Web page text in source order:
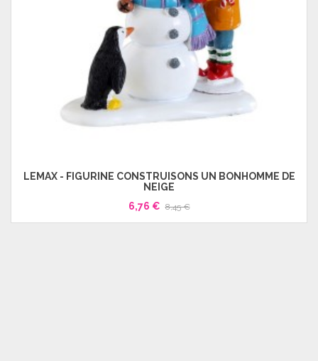
LEMAX - FIGURINE CONSTRUISONS UN BONHOMME DE
NEIGE
6,76 € 8,45 €